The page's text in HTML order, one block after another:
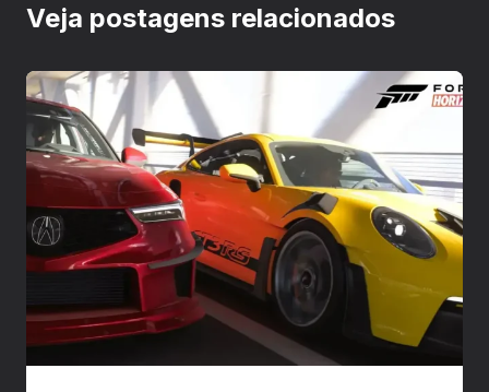
Veja postagens relacionados